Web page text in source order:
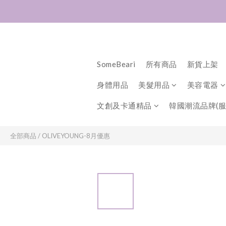
SomeBeari 所有商品 新貨上架
身體用品 美髮用品 美容電器
文創及卡通精品 韓國潮流品牌(
全部商品 / OLIVEYOUNG-8月優惠